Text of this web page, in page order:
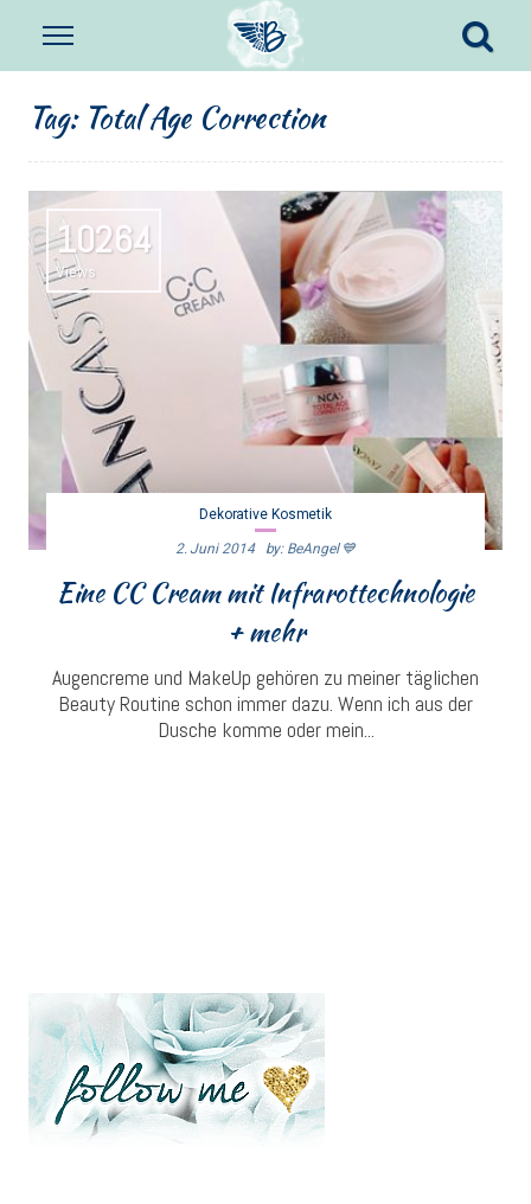
Tag:Total Age Correction
10264
Views
Dekorative Kosmetik
2. Juni 2014 By: BeAngel 💙
Eine CC Cream mit Infrarottechnologie
+ mehr
Augencreme und MakeUp gehören zu meiner täglichen
Beauty Routine schon immer dazu. Wenn ich aus der
Dusche komme oder mein...